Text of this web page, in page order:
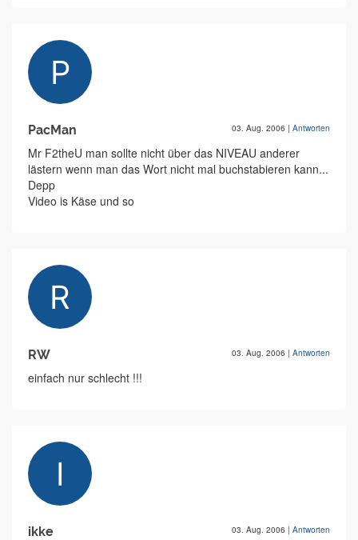
PacMan 03. Aug. 2006 | Antworten
Mr F2theU man sollte nicht über das NIVEAU anderer
lästern wenn man das Wort nicht mal buchstabieren kann...
Depp
Video is Käse und so
RW 03. Aug. 2006 | Antworten
einfach nur schlecht !!!
ikke 03. Aug. 2006 | Antworten